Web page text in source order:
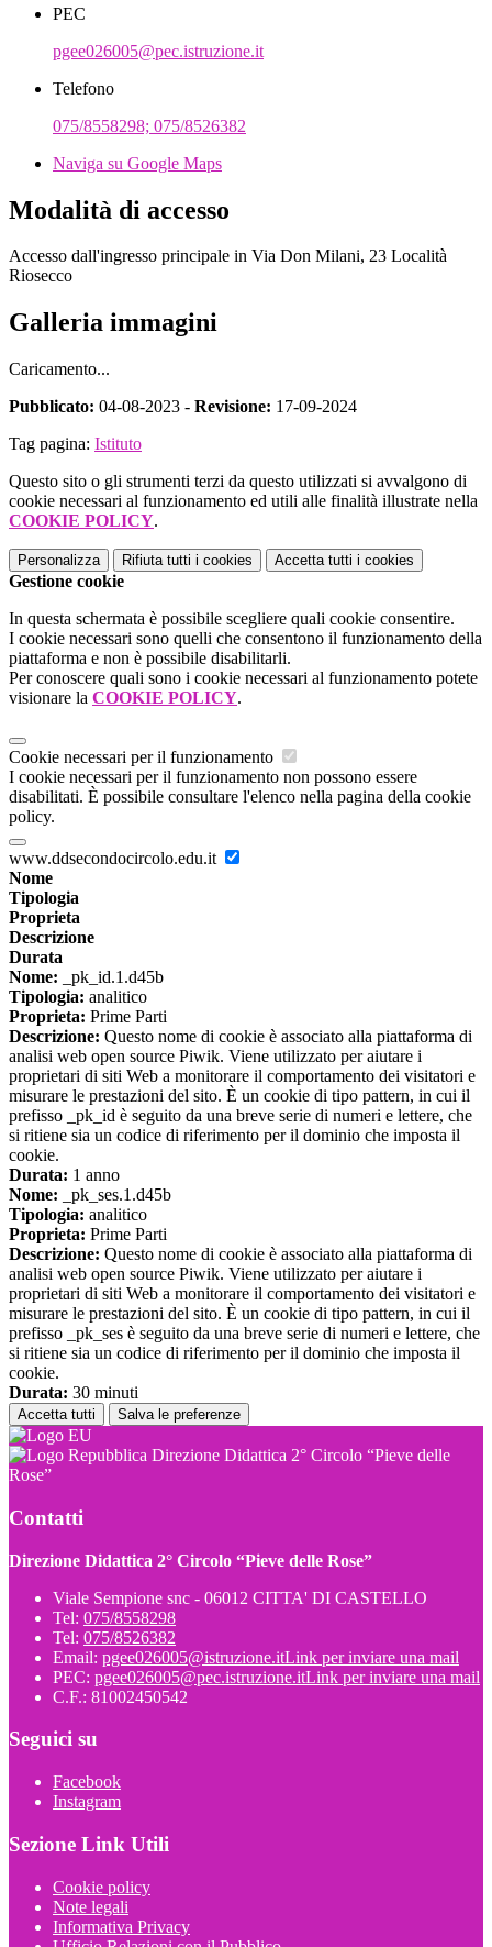
PEC
pgee026005@pec.istruzione.it
Telefono
075/8558298; 075/8526382
Naviga su Google Maps
Modalità di accesso
Accesso dall'ingresso principale in Via Don Milani, 23 Località
Riosecco
Galleria immagini
Caricamento...
Pubblicato: 04-08-2023 - Revisione: 17-09-2024
Tag pagina: Istituto
Questo sito o gli strumenti terzi da questo utilizzati si avvalgono di
cookie necessari al funzionamento ed utili alle finalità illustrate nella
COOKIE POLICY.
Personalizza Rifiuta tutti i cookies Accetta tutti i cookies
Gestione cookie
In questa schermata è possibile scegliere quali cookie consentire.
I cookie necessari sono quelli che consentono il funzionamento della
piattaforma e non è possibile disabilitarli.
Per conoscere quali sono i cookie necessari al funzionamento potete
visionare la COOKIE POLICY.
Cookie necessari per il funzionamento
I cookie necessari per il funzionamento non possono essere
disabilitati. È possibile consultare l'elenco nella pagina della cookie
policy.
www.ddsecondocircolo.edu.it
Nome
Tipologia
Proprieta
Descrizione
Durata
Nome: _pk_id.1.d45b
Tipologia: analitico
Proprieta: Prime Parti
Descrizione: Questo nome di cookie è associato alla piattaforma di
analisi web open source Piwik. Viene utilizzato per aiutare i
proprietari di siti Web a monitorare il comportamento dei visitatori e
misurare le prestazioni del sito. È un cookie di tipo pattern, in cui il
prefisso _pk_id è seguito da una breve serie di numeri e lettere, che
si ritiene sia un codice di riferimento per il dominio che imposta il
cookie.
Durata: 1 anno
Nome: _pk_ses.1.d45b
Tipologia: analitico
Proprieta: Prime Parti
Descrizione: Questo nome di cookie è associato alla piattaforma di
analisi web open source Piwik. Viene utilizzato per aiutare i
proprietari di siti Web a monitorare il comportamento dei visitatori e
misurare le prestazioni del sito. È un cookie di tipo pattern, in cui il
prefisso _pk_ses è seguito da una breve serie di numeri e lettere, che
si ritiene sia un codice di riferimento per il dominio che imposta il
cookie.
Durata: 30 minuti
Accetta tutti Salva le preferenze
Direzione Didattica 2° Circolo “Pieve delle
Rose”
Contatti
Direzione Didattica 2° Circolo “Pieve delle Rose”
Viale Sempione snc - 06012 CITTA' DI CASTELLO
Tel: 075/8558298
Tel: 075/8526382
Email: pgee026005@istruzione.itLink per inviare una mail
PEC: pgee026005@pec.istruzione.itLink per inviare una mail
C.F.: 81002450542
Seguici su
Facebook
Instagram
Sezione Link Utili
Cookie policy
Note legali
Informativa Privacy